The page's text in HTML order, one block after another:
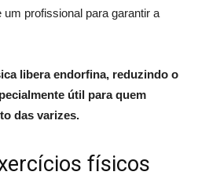
profissional para garantir a
libera endorfina, reduzindo o
útil para quem
das varizes.
físicos